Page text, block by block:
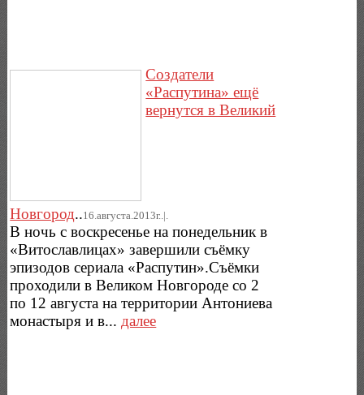
Создатели
«Распутина» ещё
вернутся в Великий
Новгород..16.августа.2013г..|.
В ночь с воскресенье на понедельник в
«Витославлицах» завершили съёмку
эпизодов сериала «Распутин».Съёмки
проходили в Великом Новгороде со 2
по 12 августа на территории Антониева
монастыря и в... далее